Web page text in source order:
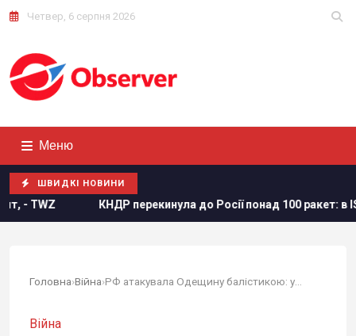
Четвер, 6 серпня 2026
Меню
ШВИДКІ НОВИНИ
перекинула до Росії понад 100 ракет: в ISW пояснили, чим це
Головна›Війна›
Війна